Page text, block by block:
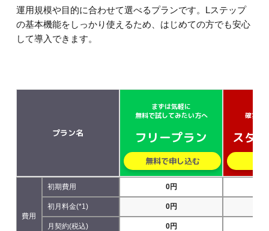
運用規模や目的に合わせて選べるプランです。Lステップ
の基本機能をしっかり使えるため、はじめての方でも安心
して導入できます。
プラン名
まずは気軽に
無料で試してみたい方へ
フリープラン
無料で申し込む
確実に
スタ
費用
初期費用 0円
初月料金(*1) 0円
月契約(税込) 0円